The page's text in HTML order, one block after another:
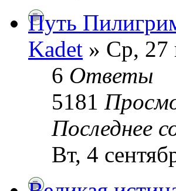
Путь
Kadet » Ср, 27
6 Ответы
5181
Последнее
Вт, 4